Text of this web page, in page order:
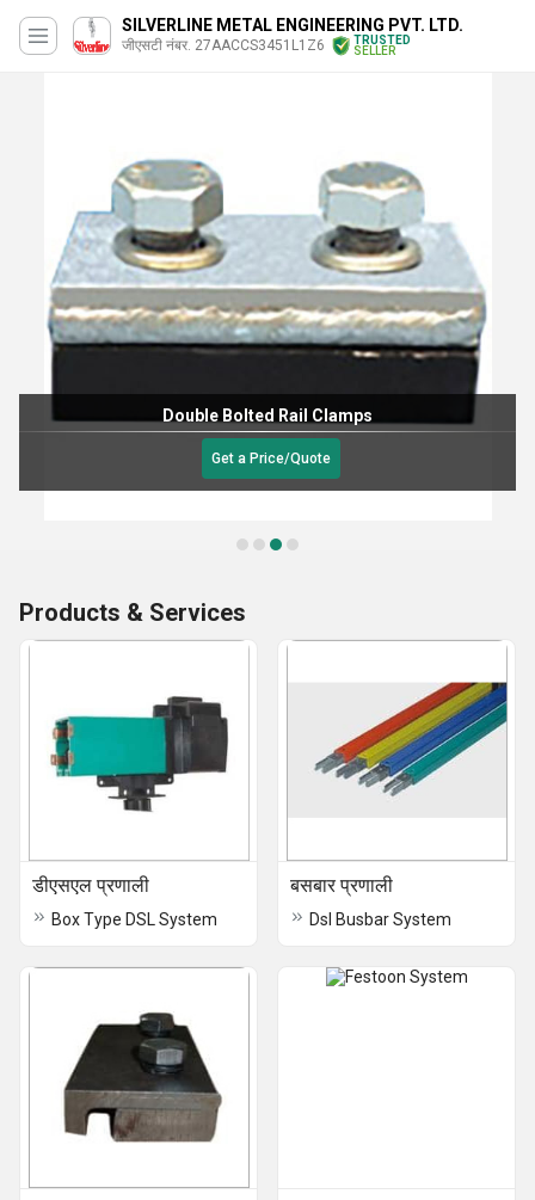
SILVERLINE METAL ENGINEERING PVT. LTD.
जीएसटी नंबर. 27AACCS3451L1Z6
TRUSTED
SELLER
Double Bolted Rail Clamps
Get a Price/Quote
Products & Services
डीएसएल प्रणाली
Box Type DSL System
बसबार प्रणाली
Dsl Busbar System